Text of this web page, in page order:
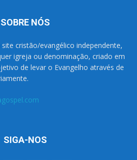
SOBRE NÓS
cristão/evangélico independente,
igreja ou denominação, criado em
de levar o Evangelho através de
SIGA-NOS